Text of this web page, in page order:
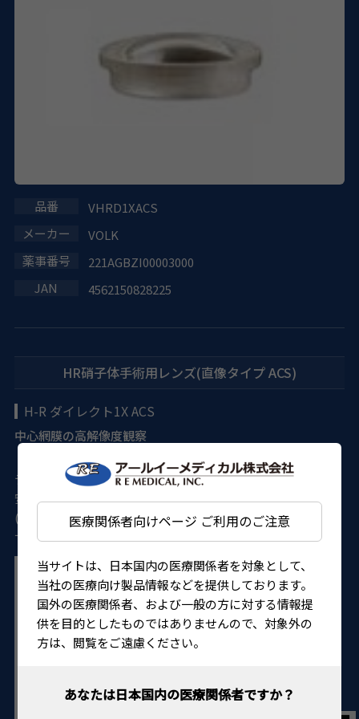
医療関係者向けページ ご利用のご注意
当サイトは、日本国内の医療関係者を対象として、
当社の医療向け製品情報などを提供しております。
国外の医療関係者、および一般の方に対する情報提
供を目的としたものではありませんので、対象外の
方は、閲覧をご遠慮ください。
VHRD1XACS
VOLK
221AGBZI00003000
4562150828225
HR硝子体手術用レンズ(直像タイプ ACS)
H-R ダイレクト1X ACS
中心網膜の高解像度観察
・高屈折率レンズで高解像度画像を観察できます。 ・標準モ
デルは主要なレンズリングに適合します。 ・リングなしでも
安定するNSR(No stabilising Ring)モデルの用意しています
(VHRD1XNSRACS)。 ・オートクレーブまたはエチレンオキ
サイドガス滅菌が可能です。